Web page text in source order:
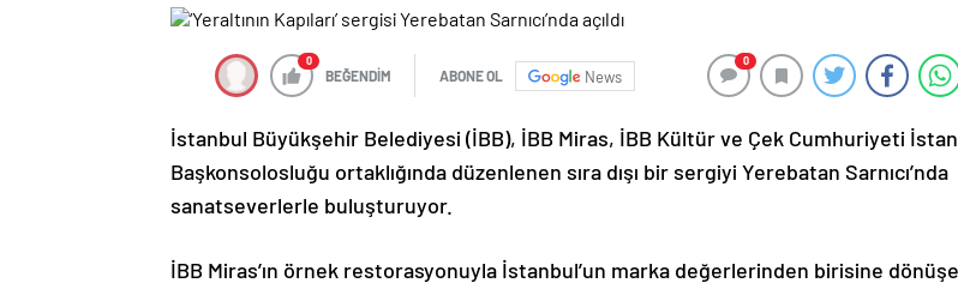
0
BEĞENDİM ABONE OL News
0
İstanbul Büyükşehir Belediyesi (İBB), İBB Miras, İBB Kültür ve Çek Cumhuriyeti
Başkonsolosluğu ortaklığında düzenlenen sıra dışı bir sergiyi Yerebatan Sarnıcı’nda
sanatseverlerle buluşturuyor.
İBB Miras’ın örnek restorasyonuyla İstanbul’un marka değerlerinden birisine